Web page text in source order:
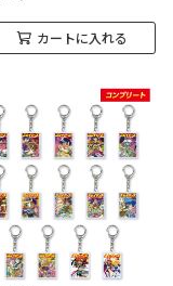
カートに入れる